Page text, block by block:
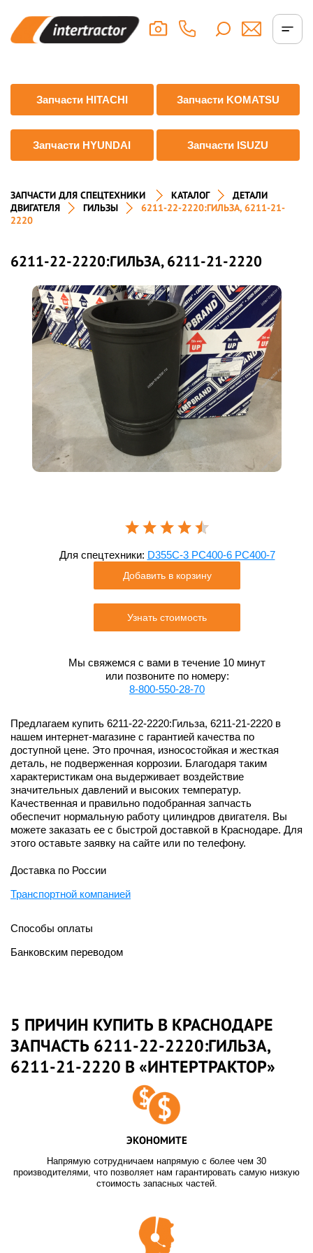
Запчасти HITACHI Запчасти KOMATSU
Запчасти HYUNDAI Запчасти ISUZU
ЗАПЧАСТИ ДЛЯ СПЕЦТЕХНИКИ КАТАЛОГ
ДЕТАЛИ
ДВИГАТЕЛЯ
ГИЛЬЗЫ
6211-22-2220:ГИЛЬЗА, 6211-21-
2220
6211-22-2220:ГИЛЬЗА, 6211-21-2220
Для спецтехники: D355C-3 PC400-6 PC400-7
Добавить в корзину
Узнать стоимость
Мы свяжемся с вами в течение 10 минут
или позвоните по номеру:
8-800-550-28-70
Предлагаем купить 6211-22-2220:Гильза, 6211-21-2220 в
нашем интернет-магазине с гарантией качества по
доступной цене. Это прочная, износостойкая и жесткая
деталь, не подверженная коррозии. Благодаря таким
характеристикам она выдерживает воздействие
значительных давлений и высоких температур.
Качественная и правильно подобранная запчасть
обеспечит нормальную работу цилиндров двигателя. Вы
можете заказать ее с быстрой доставкой в Краснодаре. Для
этого оставьте заявку на сайте или по телефону.
Доставка по России
Транспортной компанией
Способы оплаты
Банковским переводом
5 ПРИЧИН КУПИТЬ В КРАСНОДАРЕ
ЗАПЧАСТЬ 6211-22-2220:ГИЛЬЗА,
6211-21-2220 В «ИНТЕРТРАКТОР»
ЭКОНОМИТЕ
Напрямую сотрудничаем напрямую с более чем 30
производителями, что позволяет нам гарантировать самую низкую
стоимость запасных частей.